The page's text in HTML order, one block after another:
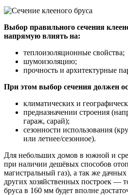
Выбор правильного сечения
напрямую влиять на:
теплоизоляционные свойства;
шумоизоляцию;
прочность и архитектурные
При этом выбор сечения должен
климатических и
предназначении строения
гараж, сарай);
сезонности использования
или летнее/сезонное).
Для небольших домов в южной и
при наличии дешёвых способов
магистральный газ), а так же
других хозяйственных построек —
бруса в 160 мм будет вполне